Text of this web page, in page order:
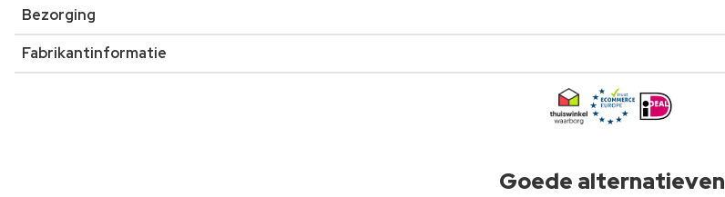
Bezorging
Fabrikantinformatie
Goede alternatieven